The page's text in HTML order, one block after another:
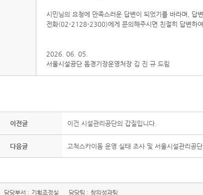
시민님의 요청에 만족스러운 답변이 되었기를 바라며, 답
전화(02-2128-2300)에게 문의해주시면 친절히 답변하여
2026. 06. 05.
서울시설공단 돔경기장운영처장 김 진 규 드림
이전글 이건 시설관리공단의 갑질입니다.
다음글 고척스카이돔 운영 실태 조사 및 서울시설관리공
담당부서 : 기획조정실 담당팀 : 창의성과팀